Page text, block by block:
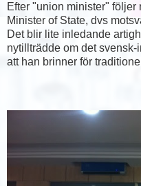
Efter "union minister"
Minister of State, dvs
Det blir lite inledande
nytillträdde om det
att han brinner för